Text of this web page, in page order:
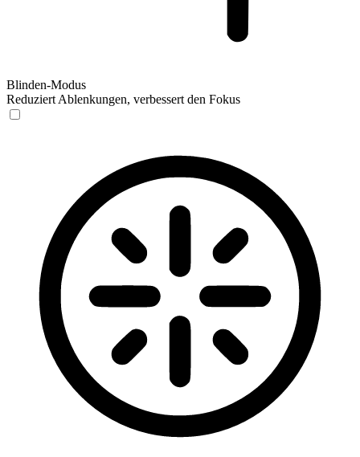
Blinden-Modus
Reduziert Ablenkungen, verbessert den Fokus